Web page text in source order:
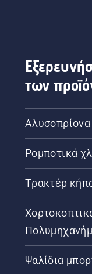
των
Αλυσοπρίονα
Ρομποτικά
Τρακτέρ
Ψαλίδια